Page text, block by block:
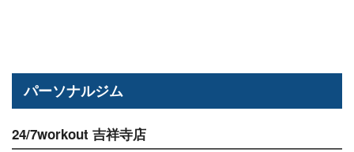
パーソナルジム
24/7workout 吉祥寺店